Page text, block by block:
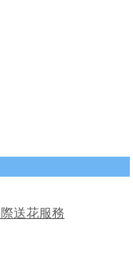
送花服務